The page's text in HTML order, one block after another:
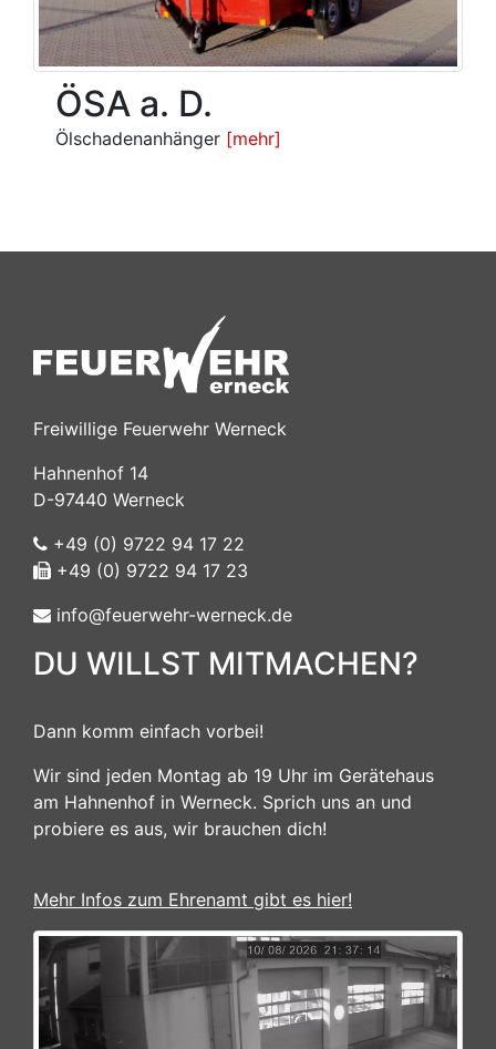
ÖSA a. D.
Ölschadenanhänger [mehr]
Freiwillige Feuerwehr Werneck
Hahnenhof 14
D-97440 Werneck
+49 (0) 9722 94 17 22
+49 (0) 9722 94 17 23
info@feuerwehr-werneck.de
DU WILLST MITMACHEN?
Dann komm einfach vorbei!
Wir sind jeden Montag ab 19 Uhr im Gerätehaus
am Hahnenhof in Werneck. Sprich uns an und
probiere es aus, wir brauchen dich!
Mehr Infos zum Ehrenamt gibt es hier!